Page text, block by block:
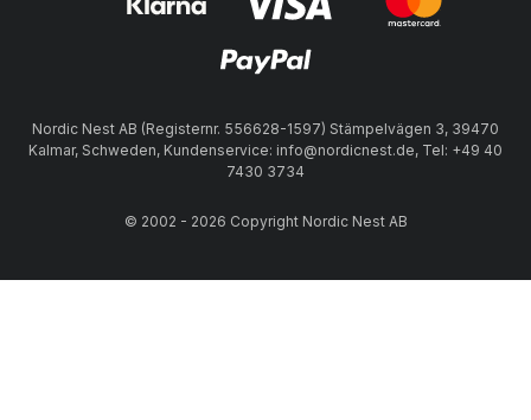
Nordic Nest AB (Registernr. 556628-1597) Stämpelvägen 3, 39470
Kalmar, Schweden, Kundenservice: info@nordicnest.de, Tel: +49 40
7430 3734
© 2002 - 2026 Copyright Nordic Nest AB